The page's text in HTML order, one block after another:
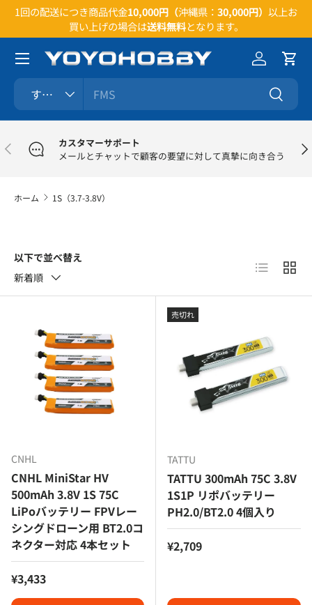
コンテンツへスキップ
1回の配送につき商品代金10,000円（沖縄県： 30,000円） 以上お
買い上げの場合は送料無料となります。
検索
商品タイプ
すべて 検索
ログインカ
メニュー
前 次
カスタマーサポート
メールとチャットで顧客の要望に対して真摯に向き合う
ホーム 1S（3.7-3.8V）
以下で並べ替え
新着順
リストグリ
CNHL
CNHL MiniStar HV
500mAh 3.8V 1S 75C
LiPoバッテリー FPVレー
シングドローン用 BT2.0コ
ネクター対応 4本セット
定価
¥3,433
売切れ
TATTU
TATTU 300mAh 75C 3.8V
1S1P リポバッテリー
PH2.0/BT2.0 4個入り
定価
¥2,709